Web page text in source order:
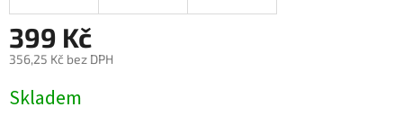
399 Kč
356,25 Kč bez DPH
cena:
Skladem